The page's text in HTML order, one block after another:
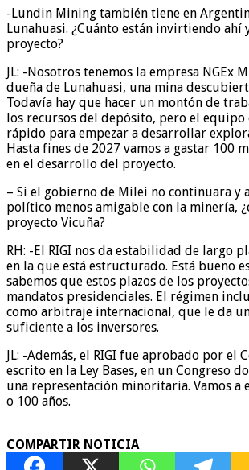
-Lundin Mining también tiene en
Lunahuasi. ¿Cuánto están invirtiendo ahí
proyecto?
JL: -Nosotros tenemos la empresa NGEx
dueña de Lunahuasi, una mina
Todavía hay que hacer un montón de
los recursos del depósito, pero el equipo
rápido para empezar a desarrollar
Hasta fines de 2027 vamos a gastar 100
en el desarrollo del proyecto.
– Si el gobierno de Milei no continuara y
político menos amigable con la minería,
proyecto Vicuña?
RH: -El RIGI nos da estabilidad de largo
en la que está estructurado. Está bueno
sabemos que estos plazos de los
mandatos presidenciales. El régimen
como arbitraje internacional, que le da
suficiente a los inversores.
JL: -Además, el RIGI fue aprobado por el
escrito en la Ley Bases, en un Congreso
una representación minoritaria. Vamos a
o 100 años.
COMPARTIR NOTICIA